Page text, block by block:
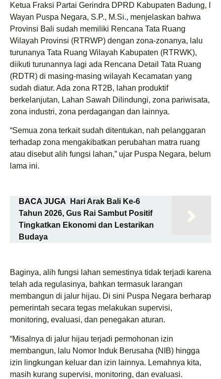
Ketua Fraksi Partai Gerindra DPRD Kabupaten Badung, I
Wayan Puspa Negara, S.P., M.Si., menjelaskan bahwa
Provinsi Bali sudah memiliki Rencana Tata Ruang
Wilayah Provinsi (RTRWP) dengan zona-zonanya, lalu
turunanya Tata Ruang Wilayah Kabupaten (RTRWK),
diikuti turunannya lagi ada Rencana Detail Tata Ruang
(RDTR) di masing-masing wilayah Kecamatan yang
sudah diatur. Ada zona RT2B, lahan produktif
berkelanjutan, Lahan Sawah Dilindungi, zona pariwisata,
zona industri, zona perdagangan dan lainnya.
“Semua zona terkait sudah ditentukan, nah pelanggaran
terhadap zona mengakibatkan perubahan matra ruang
atau disebut alih fungsi lahan,” ujar Puspa Negara, belum
lama ini.
BACA JUGA
Hari Arak Bali Ke-6
Tahun 2026, Gus Rai Sambut Positif
Tingkatkan Ekonomi dan Lestarikan
Budaya
Baginya, alih fungsi lahan semestinya tidak terjadi karena
telah ada regulasinya, bahkan termasuk larangan
membangun di jalur hijau. Di sini Puspa Negara berharap
pemerintah secara tegas melakukan supervisi,
monitoring, evaluasi, dan penegakan aturan.
“Misalnya di jalur hijau terjadi permohonan izin
membangun, lalu Nomor Induk Berusaha (NIB) hingga
izin lingkungan keluar dan izin lainnya. Lemahnya kita,
masih kurang supervisi, monitoring, dan evaluasi.